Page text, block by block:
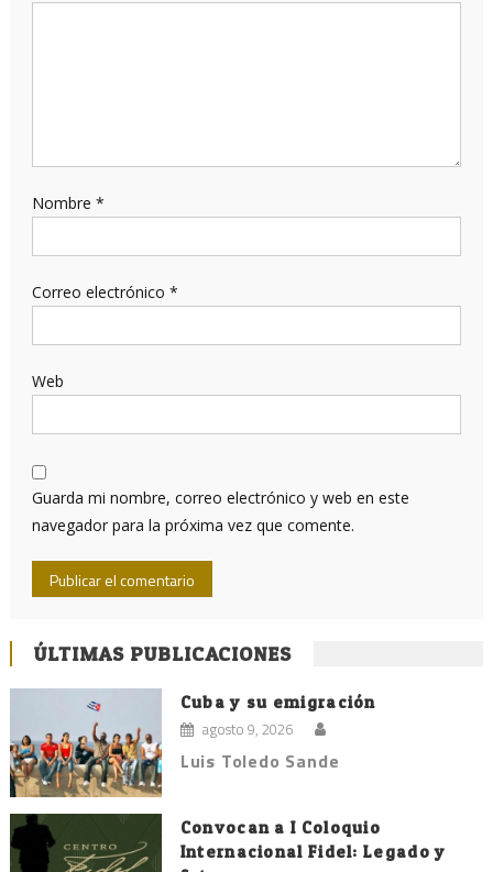
Nombre *
Correo electrónico *
Web
Guarda mi nombre, correo electrónico y web en este
navegador para la próxima vez que comente.
ÚLTIMAS PUBLICACIONES
Cuba y su emigración
agosto 9, 2026
Luis Toledo Sande
Convocan a I Coloquio
Internacional Fidel: Legado y